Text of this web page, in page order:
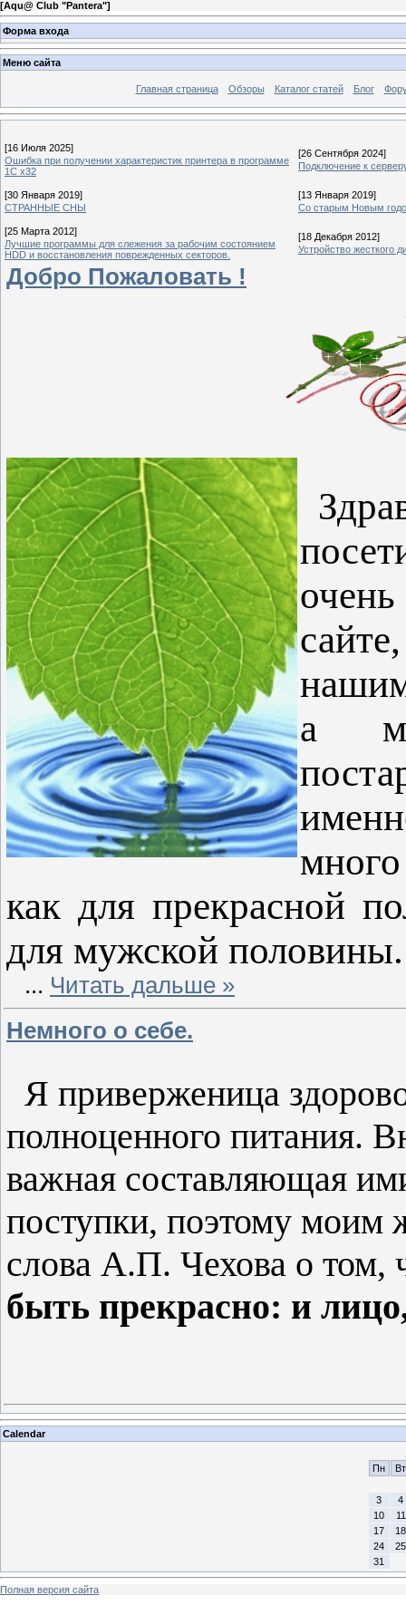
[Aqu@ Club "Pantera"]
Форма входа
Меню сайта
Главная страница Обзоры Каталог статей Блог
[16 Июля 2025]
Ошибка при получении характеристик принтера в программе
1С x32
[26 Сентября 2024]
Подключение к
[30 Января 2019]
СТРАННЫЕ СНЫ
[13 Января 2019]
Со старым Новым
[25 Марта 2012]
Лучшие программы для слежения за рабочим состоянием
HDD и восстановления поврежденных секторов.
[18 Декабря 2012]
Устройство жесткого
Добро Пожаловать !
а
как для прекрасной
для мужской половины.
... Читать дальше »
Немного о себе.
Я приверженица
полноценного питания.
важная составляющая
поступки, поэтому моим
слова А.П. Чехова о том,
быть прекрасно: и
Calendar
Пн
Вт
3
4
10
11
17
18
24
25
31
Полная версия сайта